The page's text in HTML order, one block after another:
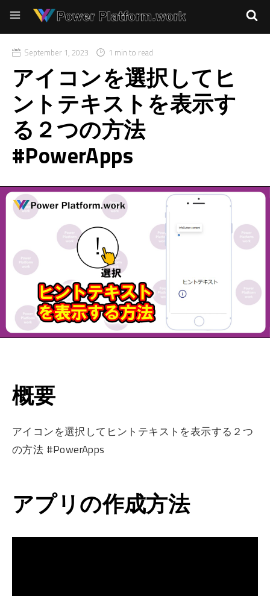
September 1, 2023 1 min to read
アイコンを選択してヒ
ントテキストを表示す
る２つの方法
#PowerApps
概要
アイコンを選択してヒントテキストを表示する２つ
の方法 #PowerApps
アプリの作成方法